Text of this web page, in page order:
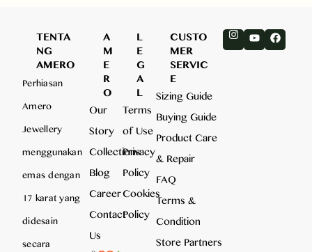
TENTA
NG
AMERO
Perhiasan
Amero
Jewellery
menggunakan
emas dengan
17 karat yang
didesain
secara
A
M
E
R
O
Our
Story
Collections
Blog
Career
Contact
Us
L
E
G
A
L
Terms
of Use
Privacy
Policy
Cookies
Policy
CUSTO
MER
SERVIC
E
Sizing Guide
Buying Guide
Product Care
& Repair
FAQ
Terms &
Condition
Store Partners